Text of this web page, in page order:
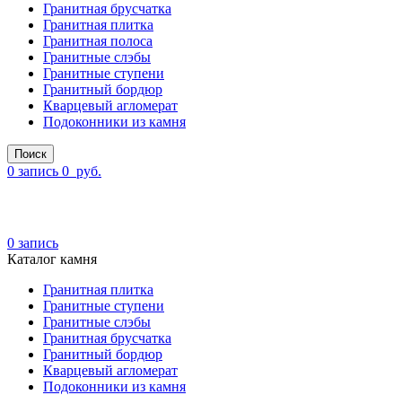
Гранитная брусчатка
Гранитная плитка
Гранитная полоса
Гранитные слэбы
Гранитные ступени
Гранитный бордюр
Кварцевый агломерат
Подоконники из камня
Поиск
0 запись 0 руб.
0 запись
Каталог камня
Гранитная плитка
Гранитные ступени
Гранитные слэбы
Гранитная брусчатка
Гранитный бордюр
Кварцевый агломерат
Подоконники из камня